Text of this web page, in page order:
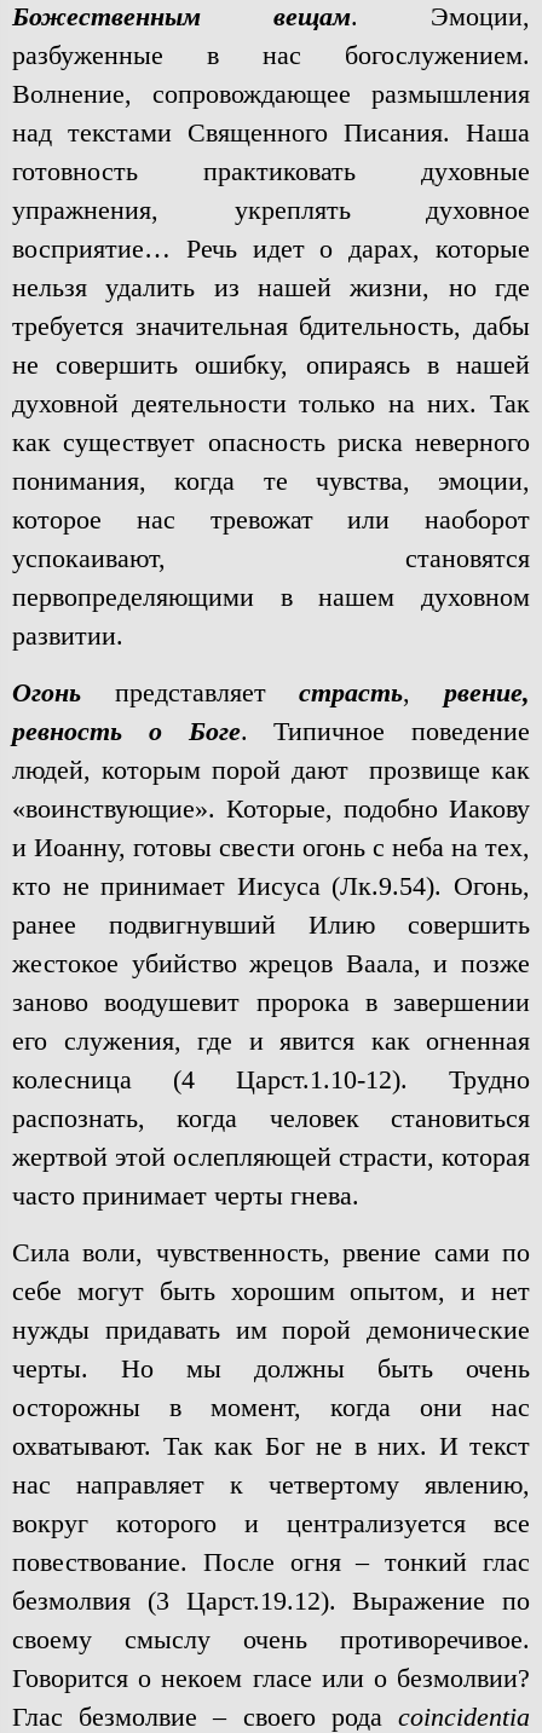
Божественным вещам. Эмоции,
разбуженные в нас богослужением.
Волнение, сопровождающее размышления
над текстами Священного Писания. Наша
готовность практиковать духовные
упражнения, укреплять духовное
восприятие… Речь идет о дарах, которые
нельзя удалить из нашей жизни, но где
требуется значительная бдительность, дабы
не совершить ошибку, опираясь в нашей
духовной деятельности только на них. Так
как существует опасность риска неверного
понимания, когда те чувства, эмоции,
которое нас тревожат или наоборот
успокаивают, становятся
первопределяющими в нашем духовном
развитии.
Огонь представляетстрасть, рвение,
ревность о Боге. Типичное поведение
людей, которым порой дают прозвище как
«воинствующие». Которые, подобно Иакову
и Иоанну, готовы свести огонь с неба на тех,
кто не принимает Иисуса (Лк.9.54). Огонь,
ранее подвигнувший Илию совершить
жестокое убийство жрецов Ваала, и позже
заново воодушевит пророка в завершении
его служения, где и явится как огненная
колесница (4 Царст.1.10-12). Трудно
распознать, когда человек становиться
жертвой этой ослепляющей страсти, которая
часто принимает черты гнева.
Сила воли, чувственность, рвение сами по
себе могут быть хорошим опытом, и нет
нужды придавать им порой демонические
черты. Но мы должны быть очень
осторожны в момент, когда они нас
охватывают. Так как Бог не в них. И текст
нас направляет к четвертому явлению,
вокруг которого и централизуется все
повествование. После огня – тонкий глас
безмолвия (3 Царст.19.12). Выражение по
своему смыслу очень противоречивое.
Говорится о некоем гласе или о безмолвии?
Глас безмолвие – своего рода coincidentia